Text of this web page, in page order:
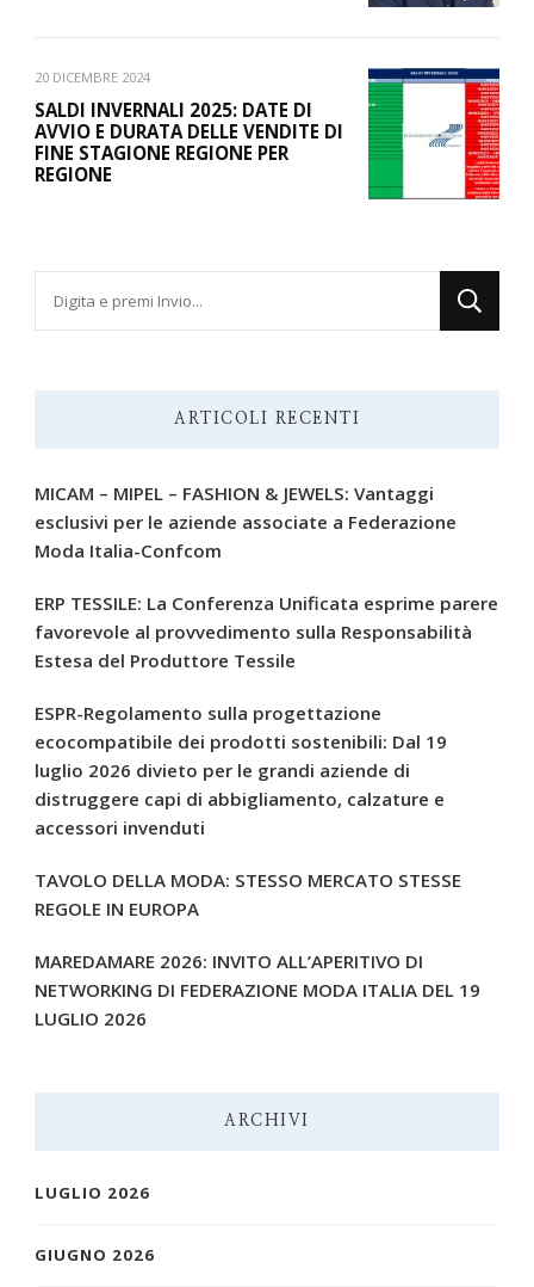
20 DICEMBRE 2024
SALDI INVERNALI 2025: DATE DI
AVVIO E DURATA DELLE VENDITE DI
FINE STAGIONE REGIONE PER
REGIONE
ARTICOLI RECENTI
MICAM – MIPEL – FASHION & JEWELS: Vantaggi
esclusivi per le aziende associate a Federazione
Moda Italia-Confcom
ERP TESSILE: La Conferenza Unificata esprime parere
favorevole al provvedimento sulla Responsabilità
Estesa del Produttore Tessile
ESPR-Regolamento sulla progettazione
ecocompatibile dei prodotti sostenibili: Dal 19
luglio 2026 divieto per le grandi aziende di
distruggere capi di abbigliamento, calzature e
accessori invenduti
TAVOLO DELLA MODA: STESSO MERCATO STESSE
REGOLE IN EUROPA
MAREDAMARE 2026: INVITO ALL’APERITIVO DI
NETWORKING DI FEDERAZIONE MODA ITALIA DEL 19
LUGLIO 2026
ARCHIVI
LUGLIO 2026
GIUGNO 2026